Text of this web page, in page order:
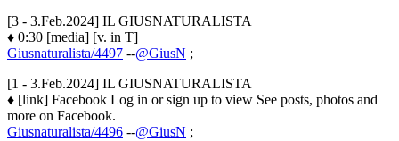
[3 - 3.Feb.2024] IL GIUSNATURALISTA
♦ 0:30 [media] [v. in T]
Giusnaturalista/4497 --@GiusN ;
[1 - 3.Feb.2024] IL GIUSNATURALISTA
♦ [link] Facebook Log in or sign up to view See posts, photos and
more on Facebook.
Giusnaturalista/4496 --@GiusN ;